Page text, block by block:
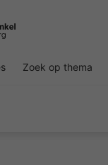
Zoek op thema